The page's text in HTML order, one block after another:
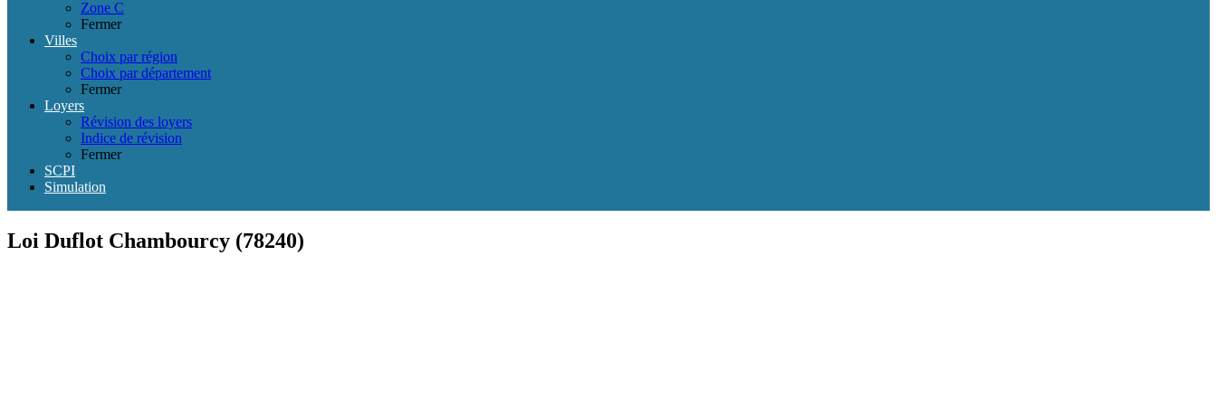
Zone C
Fermer
Villes
Choix par région
Choix par département
Fermer
Loyers
Révision des loyers
Indice de révision
Fermer
SCPI
Simulation
Loi Duflot Chambourcy (78240)